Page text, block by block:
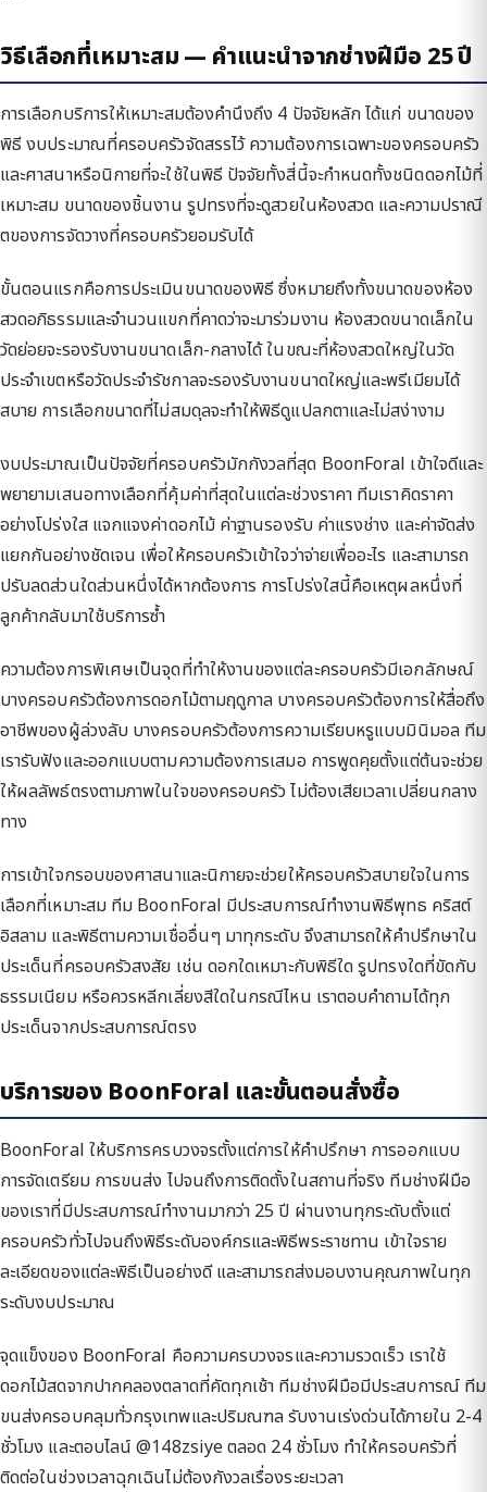
วิธีเลือกที่เหมาะสม — คำแนะนำจากช่างฝีมือ 25 ปี
การเลือกบริการให้เหมาะสมต้องคำนึงถึง 4 ปัจจัยหลัก ได้แก่ ขนาดของ
พิธี งบประมาณที่ครอบครัวจัดสรรไว้ ความต้องการเฉพาะของครอบครัว
และศาสนาหรือนิกายที่จะใช้ในพิธี ปัจจัยทั้งสี่นี้จะกำหนดทั้งชนิดดอกไม้ที่
เหมาะสม ขนาดของชิ้นงาน รูปทรงที่จะดูสวยในห้องสวด และความปราณี
ตของการจัดวางที่ครอบครัวยอมรับได้
ขั้นตอนแรกคือการประเมินขนาดของพิธี ซึ่งหมายถึงทั้งขนาดของห้อง
สวดอภิธรรมและจำนวนแขกที่คาดว่าจะมาร่วมงาน ห้องสวดขนาดเล็กใน
วัดย่อยจะรองรับงานขนาดเล็ก-กลางได้ ในขณะที่ห้องสวดใหญ่ในวัด
ประจำเขตหรือวัดประจำรัชกาลจะรองรับงานขนาดใหญ่และพรีเมียมได้
สบาย การเลือกขนาดที่ไม่สมดุลจะทำให้พิธีดูแปลกตาและไม่สง่างาม
งบประมาณเป็นปัจจัยที่ครอบครัวมักกังวลที่สุด BoonForal เข้าใจดีและ
พยายามเสนอทางเลือกที่คุ้มค่าที่สุดในแต่ละช่วงราคา ทีมเราคิดราคา
อย่างโปร่งใส แจกแจงค่าดอกไม้ ค่าฐานรองรับ ค่าแรงช่าง และค่าจัดส่ง
แยกกันอย่างชัดเจน เพื่อให้ครอบครัวเข้าใจว่าจ่ายเพื่ออะไร และสามารถ
ปรับลดส่วนใดส่วนหนึ่งได้หากต้องการ การโปร่งใสนี้คือเหตุผลหนึ่งที่
ลูกค้ากลับมาใช้บริการซ้ำ
ความต้องการพิเศษเป็นจุดที่ทำให้งานของแต่ละครอบครัวมีเอกลักษณ์
บางครอบครัวต้องการดอกไม้ตามฤดูกาล บางครอบครัวต้องการให้สื่อถึง
อาชีพของผู้ล่วงลับ บางครอบครัวต้องการความเรียบหรูแบบมินิมอล ทีม
เรารับฟังและออกแบบตามความต้องการเสมอ การพูดคุยตั้งแต่ต้นจะช่วย
ให้ผลลัพธ์ตรงตามภาพในใจของครอบครัว ไม่ต้องเสียเวลาเปลี่ยนกลาง
ทาง
การเข้าใจกรอบของศาสนาและนิกายจะช่วยให้ครอบครัวสบายใจในการ
เลือกที่เหมาะสม ทีม BoonForal มีประสบการณ์ทำงานพิธีพุทธ คริสต์
อิสลาม และพิธีตามความเชื่ออื่นๆ มาทุกระดับ จึงสามารถให้คำปรึกษาใน
ประเด็นที่ครอบครัวสงสัย เช่น ดอกใดเหมาะกับพิธีใด รูปทรงใดที่ขัดกับ
ธรรมเนียม หรือควรหลีกเลี่ยงสีใดในกรณีไหน เราตอบคำถามได้ทุก
ประเด็นจากประสบการณ์ตรง
บริการของ BoonForal และขั้นตอนสั่งซื้อ
BoonForal ให้บริการครบวงจรตั้งแต่การให้คำปรึกษา การออกแบบ
การจัดเตรียม การขนส่ง ไปจนถึงการติดตั้งในสถานที่จริง ทีมช่างฝีมือ
ของเราที่มีประสบการณ์ทำงานมากว่า 25 ปี ผ่านงานทุกระดับตั้งแต่
ครอบครัวทั่วไปจนถึงพิธีระดับองค์กรและพิธีพระราชทาน เข้าใจราย
ละเอียดของแต่ละพิธีเป็นอย่างดี และสามารถส่งมอบงานคุณภาพในทุก
ระดับงบประมาณ
จุดแข็งของ BoonForal คือความครบวงจรและความรวดเร็ว เราใช้
ดอกไม้สดจากปากคลองตลาดที่คัดทุกเช้า ทีมช่างฝีมือมีประสบการณ์ ทีม
ขนส่งครอบคลุมทั่วกรุงเทพและปริมณฑล รับงานเร่งด่วนได้ภายใน 2-4
ชั่วโมง และตอบไลน์ @148zsiye ตลอด 24 ชั่วโมง ทำให้ครอบครัวที่
ติดต่อในช่วงเวลาฉุกเฉินไม่ต้องกังวลเรื่องระยะเวลา